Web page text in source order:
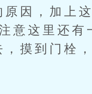
因，加上
意这里还有
摸到门栓